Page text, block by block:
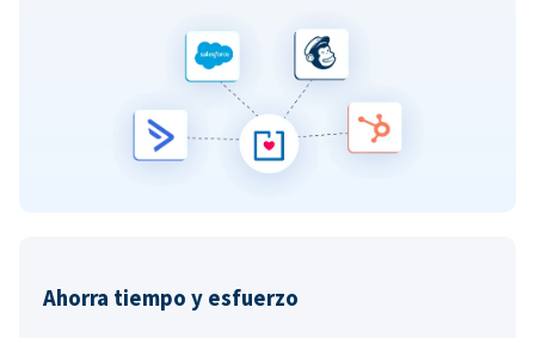
Ahorra tiempo y esfuerzo